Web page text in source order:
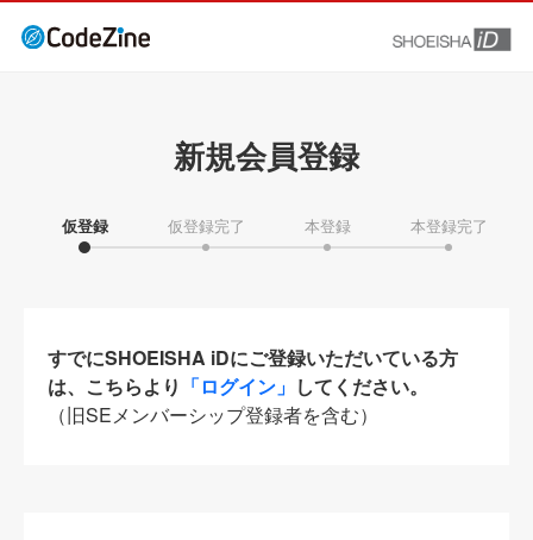
新規会員登録
仮登録 仮登録完了 本登録 本登録完了
すでにSHOEISHA iDにご登録いただいている方
は、こちらより 「ログイン」 してください。
（旧SEメンバーシップ登録者を含む）